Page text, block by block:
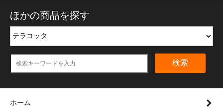
ほかの商品を探す
検索
ホーム